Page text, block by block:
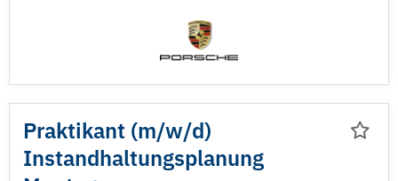
Praktikant (m/w/d)
Instandhaltungsplanung